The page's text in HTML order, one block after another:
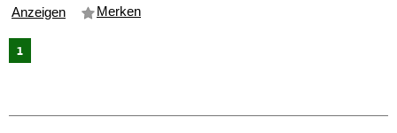
Anzeigen Merken
1